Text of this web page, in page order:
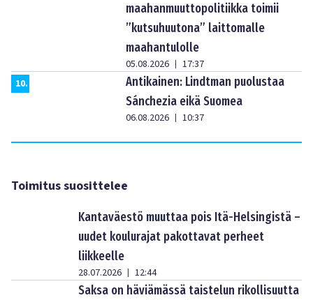
maahanmuuttopolitiikka toimii
”kutsuhuutona” laittomalle
maahantulolle
05.08.2026 | 17:37
10.
Antikainen: Lindtman puolustaa
Sánchezia eikä Suomea
06.08.2026 | 10:37
Toimitus suosittelee
Kantaväestö muuttaa pois Itä-Helsingistä –
uudet koulurajat pakottavat perheet
liikkeelle
28.07.2026 | 12:44
Saksa on häviämässä taistelun rikollisuutta